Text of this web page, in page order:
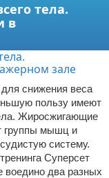
тела.
в
снижения веса
пользу имеют
Жиросжигающие
группы мышц и
систему.
Суперсет
два разных